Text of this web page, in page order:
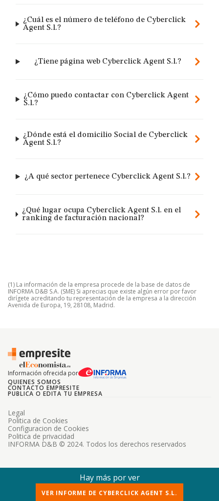
¿Cuál es el número de teléfono de Cyberclick
Agent S.l.?
¿Tiene página web Cyberclick Agent S.l.?
¿Cómo puedo contactar con Cyberclick Agent
S.l.?
¿Dónde está el domicilio Social de Cyberclick
Agent S.l.?
¿A qué sector pertenece Cyberclick Agent S.l.?
¿Qué lugar ocupa Cyberclick Agent S.l. en el
ranking de facturación nacional?
(1) La información de la empresa procede de la base de datos de
INFORMA D&B S.A. (SME) Si aprecias que existe algún error por favor
dirígete acreditando tu representación de la empresa a la dirección
Avenida de Europa, 19, 28108, Madrid.
Información ofrecida por
QUIENES SOMOS
CONTACTO EMPRESITE
PUBLICA O EDITA TU EMPRESA
INFORMA D&B © 2024. Todos los derechos reservados
Legal
Politica de Cookies
Configuracion de Cookies
Politica de privacidad
Hay más por ver
VER INFORME DE CYBERCLICK AGENT S.L.